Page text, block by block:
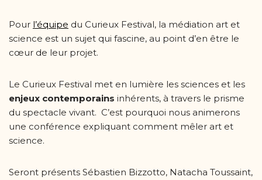
Pour l’équipe du Curieux Festival, la médiation art et
science est un sujet qui fascine, au point d’en être le
cœur de leur projet.
Le Curieux Festival met en lumière les sciences et les
enjeux contemporains inhérents, à travers le prisme
du spectacle vivant. C’est pourquoi nous animerons
une conférence expliquant comment mêler art et
science.
Seront présents Sébastien Bizzotto, Natacha Toussaint,